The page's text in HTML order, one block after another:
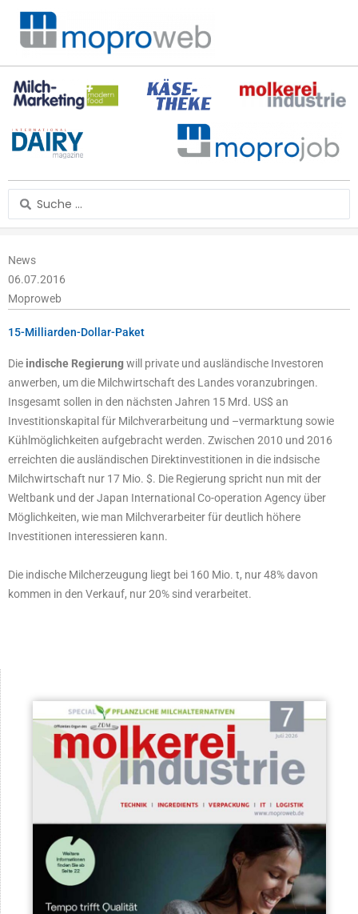
Zum
Inhalt
springen
Search
...
News
06.07.2016
Moproweb
15-Milliarden-Dollar-Paket
Die indische Regierungwill private und ausländische Investoren
anwerben, um die Milchwirtschaft des Landes voranzubringen.
Insgesamt sollen in den nächsten Jahren 15 Mrd. US$ an
Investitionskapital für Milchverarbeitung und –vermarktung sowie
Kühlmöglichkeiten aufgebracht werden. Zwischen 2010 und 2016
erreichten die ausländischen Direktinvestitionen in die indsische
Milchwirtschaft nur 17 Mio. $. Die Regierung spricht nun mit der
Weltbank und der Japan International Co-operation Agency über
Möglichkeiten, wie man Milchverarbeiter für deutlich höhere
Investitionen interessieren kann.
Die indische Milcherzeugung liegt bei 160 Mio. t, nur 48% davon
kommen in den Verkauf, nur 20% sind verarbeitet.